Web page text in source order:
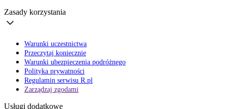
Zasady korzystania
Warunki uczestnictwa
Przeczytaj koniecznie
Warunki ubezpieczenia podróżnego
Polityka prywatności
Regulamin serwisu R.pl
Zarządzaj zgodami
Usługi dodatkowe